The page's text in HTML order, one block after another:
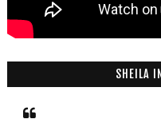
SHEILA